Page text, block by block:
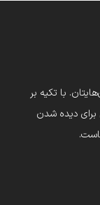
با تکیه بر
برای دیده شدن